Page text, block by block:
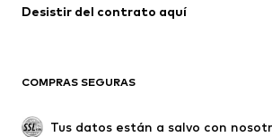
Abrigos
Tallas grandes
Desistir del contrato aquí
COMPRAS SEGURAS
Tus datos están a salvo con